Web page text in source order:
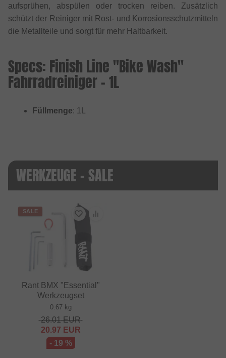
aufsprühen, abspülen oder trocken reiben. Zusätzlich
schützt der Reiniger mit Rost- und Korrosionsschutzmitteln
die Metallteile und sorgt für mehr Haltbarkeit.
Specs: Finish Line "Bike Wash"
Fahrradreiniger - 1L
Füllmenge: 1L
WERKZEUGE - SALE
SALE
Rant BMX "Essential"
Werkzeugset
0.67 kg
26.01EUR
20.97 EUR
- 19 %